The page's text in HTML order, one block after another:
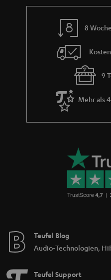
8
9
Mehr als
Teufel Blog
Audio-Technologien,
Teufel Support